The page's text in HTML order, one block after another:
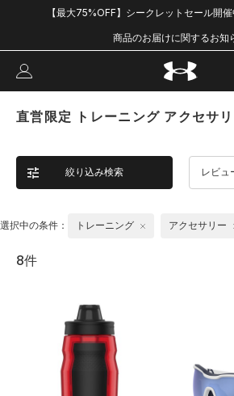
【最大75%OFF】シークレットセール開
商品のお届けに関するお知
直営限定 トレーニング アクセサ
絞り込み検索 レビュ
選択中の条件： トレーニング アクセサリー
8件